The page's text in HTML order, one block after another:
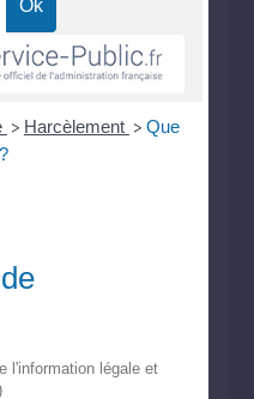
> Harcèlement > Que
l'information légale et